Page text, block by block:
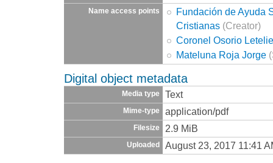
Name access points
Fundación de Ayuda
Cristianas (Creator)
Coronel Osorio
Mateluna Roja Jorge
Digital object metadata
Media type Text
Mime-type application/pdf
Filesize 2.9 MiB
Uploaded August 23, 2017 11:41